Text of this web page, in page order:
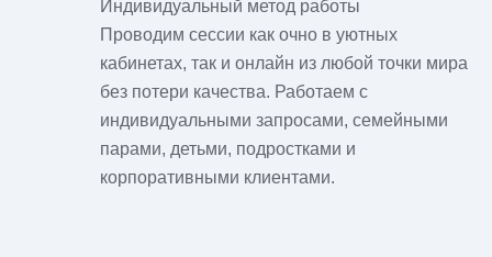
Индивидуальный метод работы
Проводим сессии как очно в уютных
кабинетах, так и онлайн из любой точки мира
без потери качества. Работаем с
индивидуальными запросами, семейными
парами, детьми, подростками и
корпоративными клиентами.